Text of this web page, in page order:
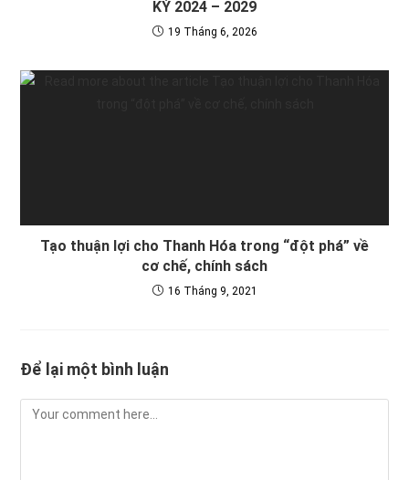
KỲ 2024 – 2029
19 Tháng 6, 2026
Tạo thuận lợi cho Thanh Hóa trong “đột phá” về
cơ chế, chính sách
16 Tháng 9, 2021
Để lại một bình luận
Comment